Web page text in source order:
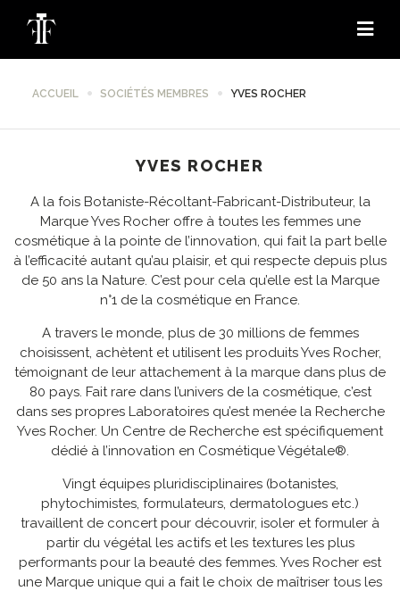
ACCUEIL SOCIÉTÉS MEMBRES YVES ROCHER
YVES ROCHER
A la fois Botaniste-Récoltant-Fabricant-Distributeur, la
Marque Yves Rocher offre à toutes les femmes une
cosmétique à la pointe de l’innovation, qui fait la part belle
à l’efficacité autant qu’au plaisir, et qui respecte depuis plus
de 50 ans la Nature. C’est pour cela qu’elle est la Marque
n°1 de la cosmétique en France.
A travers le monde, plus de 30 millions de femmes
choisissent, achètent et utilisent les produits Yves Rocher,
témoignant de leur attachement à la marque dans plus de
80 pays. Fait rare dans l’univers de la cosmétique, c’est
dans ses propres Laboratoires qu’est menée la Recherche
Yves Rocher. Un Centre de Recherche est spécifiquement
dédié à l’innovation en Cosmétique Végétale®.
Vingt équipes pluridisciplinaires (botanistes,
phytochimistes, formulateurs, dermatologues etc.)
travaillent de concert pour découvrir, isoler et formuler à
partir du végétal les actifs et les textures les plus
performants pour la beauté des femmes. Yves Rocher est
une Marque unique qui a fait le choix de maîtriser tous les